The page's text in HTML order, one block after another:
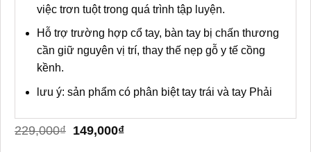
việc trơn tuột trong quá trình tập luyện.
Hỗ trợ trường hợp cổ tay, bàn tay bị chấn thương
cần giữ nguyên vị trí, thay thế nẹp gỗ y tế cồng
kềnh.
lưu ý: sản phẩm có phân biệt tay trái và tay Phải
229,000₫ Giá
149,000₫Giá